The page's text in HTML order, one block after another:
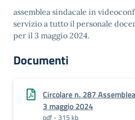
assemblea sindacale in
servizio a tutto il personale
per il 3 maggio 2024.
Documenti
Circolare n. 287
3 maggio 2024
pdf - 315 kb